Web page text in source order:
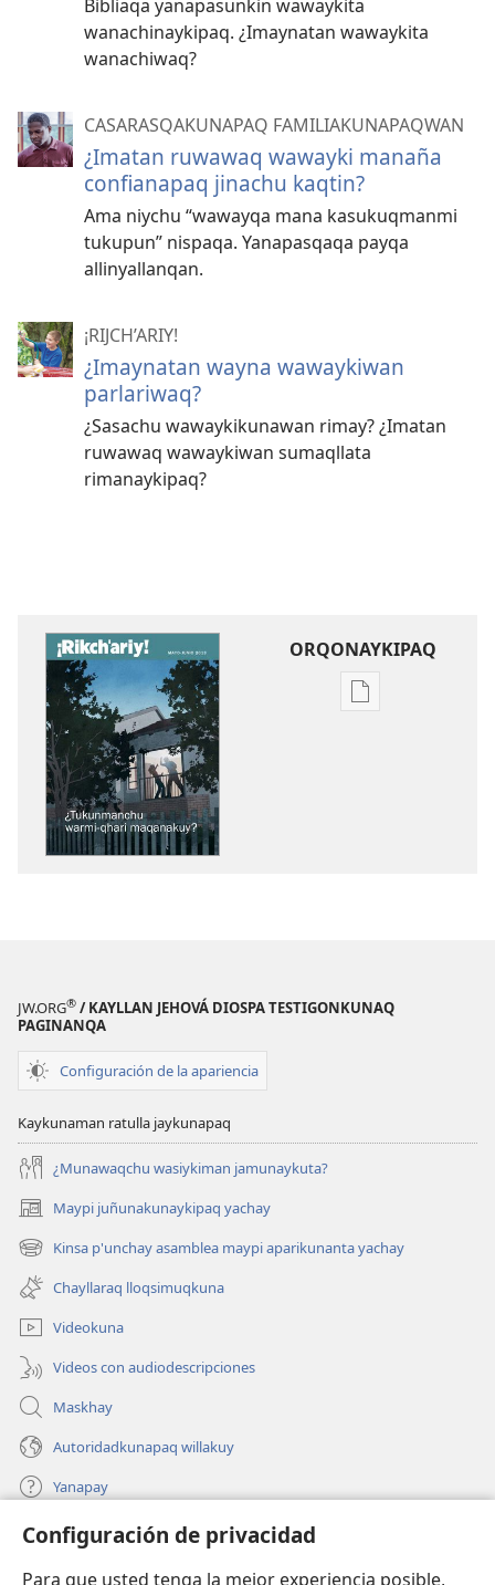
Configuración de privacidad
Para que usted tenga la mejor experiencia posible,
Bibliaqa yanapasunkin wawaykita
wanachinaykipaq. ¿Imaynatan wawaykita
wanachiwaq?
CASARASQAKUNAPAQ FAMILIAKUNAPAQWAN
¿Imatan ruwawaq wawayki manaña
confianapaq jinachu kaqtin?
Ama niychu “wawayqa mana kasukuqmanmi
tukupun” nispaqa. Yanapasqaqa payqa
allinyallanqan.
¡RIJCH’ARIY!
¿Imaynatan wayna wawaykiwan
parlariwaq?
¿Sasachu wawaykikunawan rimay? ¿Imatan
ruwawaq wawaykiwan sumaqllata
rimanaykipaq?
ORQONAYKIPAQ
Kaypi
JW.ORG® / KAYLLAN JEHOVÁ DIOSPA TESTIGONKUNAQ
PAGINANQA
Configuración de la apariencia
Kaykunaman ratulla jaykunapaq
¿Munawaqchu wasiykiman jamunaykuta?
Maypi juñunakunaykipaq yachay
(abre
una
nueva
ventana)
Kinsa p'unchay asamblea maypi aparikunanta yachay
(abre
una
nueva
ventana)
Chayllaraq lloqsimuqkuna
Videokuna
Videos con audiodescripciones
Maskhay
Autoridadkunapaq willakuy
Yanapay
Donacionta churanapaq
una